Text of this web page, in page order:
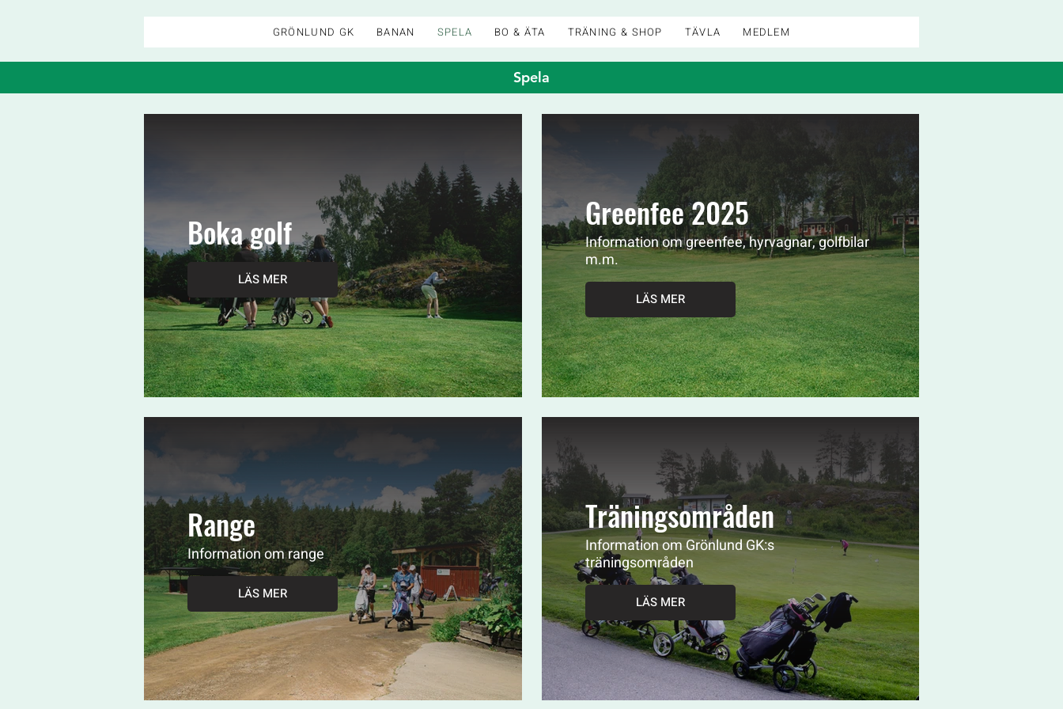
GRÖNLUND GK BANAN SPELA BO & ÄTA TRÄNING & SHOP TÄVLA MEDLEM
Spela
Boka golf
LÄS MER
Greenfee 2025
Information om greenfee, hyrvagnar, golfbilar
m.m.
LÄS MER
Range
Information om range
LÄS MER
Träningsområden
Information om Grönlund GK:s
träningsområden
LÄS MER